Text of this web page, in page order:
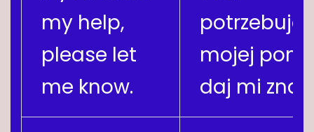
my help,
please let
me know.
mojej
daj mi